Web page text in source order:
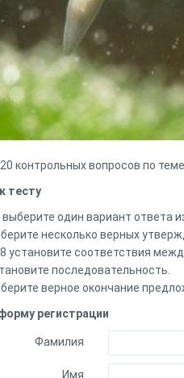
контрольных вопросов по
тесту
один вариант ответа
несколько верных
установите соответствия
последовательность.
верное окончание
регистрации
Фамилия
Имя